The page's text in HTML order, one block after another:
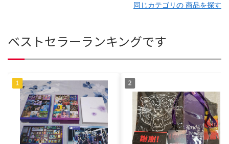
同じカテゴリの 商品を探す
ベストセラーランキングです